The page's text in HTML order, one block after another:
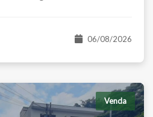
06/08/2026
Venda